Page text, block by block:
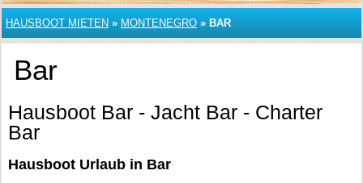
HAUSBOOT MIETEN » MONTENEGRO » BAR
Bar
Hausboot Bar - Jacht Bar - Charter
Bar
Hausboot Urlaub in Bar